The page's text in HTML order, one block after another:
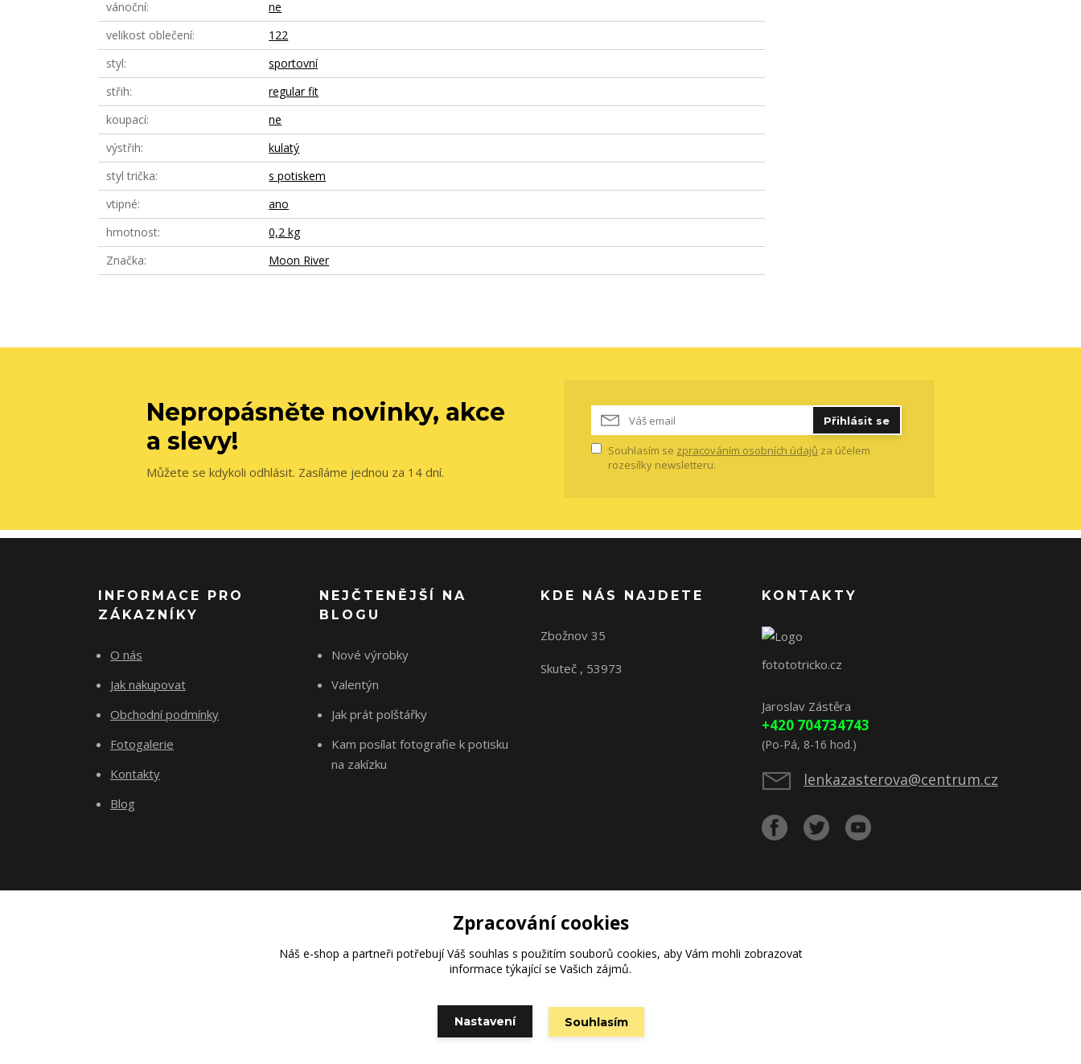
vánoční
ne
velikost oblečení
122
styl
sportovní
střih
regular fit
koupací
ne
výstřih
kulatý
styl trička
s potiskem
vtipné
ano
hmotnost
0,2 kg
Značka
Moon River
Nepropásněte novinky, akce
a slevy!
Můžete se kdykoli odhlásit. Zasíláme jednou za 14 dní.
Přihlásit se
Souhlasím se zpracováním osobních údajů za účelem
rozesílky newsletteru.
INFORMACE PRO
ZÁKAZNÍKY
O nás
Jak nakupovat
Obchodní podmínky
Fotogalerie
Kontakty
Blog
NEJČTENĚJŠÍ NA
BLOGU
Nové výrobky
Valentýn
Jak prát polštářky
Kam posílat fotografie k potisku
na zakízku
KDE NÁS NAJDETE
Zbožnov 35
Skuteč , 53973
KONTAKTY
fotototricko.cz
Jaroslav Zástěra
+420 704734743
(Po-Pá, 8-16 hod.)
lenkazasterova@centrum.cz
Vytvořeno na Eshop-rychle.cz
Zpracování cookies
Náš e-shop a partneři potřebují Váš souhlas s použitím souborů cookies, aby Vám mohli zobrazovat
informace týkající se Vašich zájmů.
Nastavení Souhlasím